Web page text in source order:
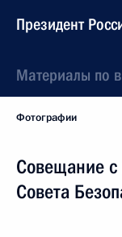
Президент
Материалы по
Фотографии
Совещание
Совета